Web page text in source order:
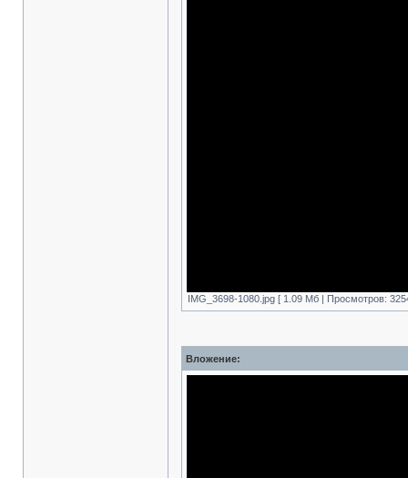
IMG_3698-1080.jpg [ 1.09 Mб | Просмотров:
Вложение: